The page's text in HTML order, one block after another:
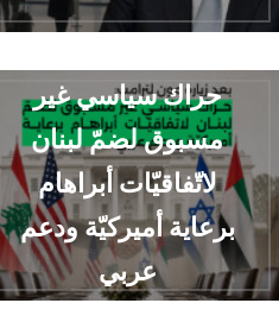
حراك سياسي غير
مسبوق لضمّ لبنان
لاتّفاقيّات أبراهام
برعاية أميركيّة ودعم
عربي